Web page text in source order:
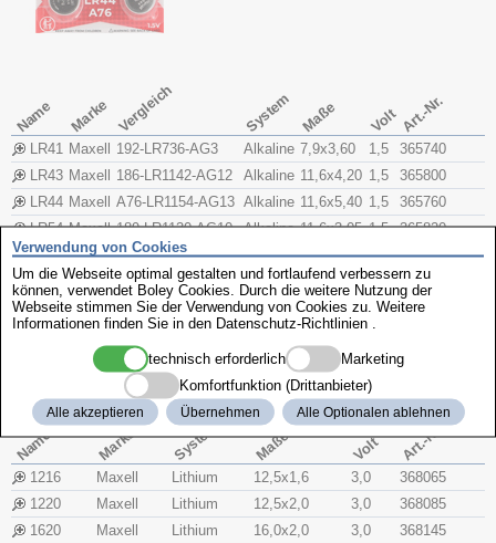
Name Marke Vergleich System Maße Volt Art.-Nr.
LR41 Maxell 192-LR736-AG3 Alkaline 7,9x​3,60 1,5
365740
LR43 Maxell 186-LR1142-AG12 Alkaline 11,6x​4,20 1,5
365800
LR44 Maxell A76-LR1154-AG13 Alkaline 11,6x​5,40 1,5
365760
LR54 Maxell 189-LR1130-AG10 Alkaline 11,6x​3,05 1,5 365820
Lithium
Name Marke System Maße Volt Art.-Nr.
1216 Maxell Lithium 12,5x​1,6 3,0
368065
1220
Maxell Lithium 12,5x​2,0 3,0
368085
1620
Maxell Lithium 16,0x​2,0 3,0
368145
Verwendung von Cookies
Um die Webseite optimal gestalten und fortlaufend verbessern zu
können, verwendet Boley Cookies. Durch die weitere Nutzung der
Webseite stimmen Sie der Verwendung von Cookies zu. Weitere
Informationen finden Sie in den Datenschutz-Richtlinien
technisch erforderlich
Marketing
Komfortfunktion (Drittanbieter)
Alle akzeptieren Übernehmen Alle Optionalen ablehnen